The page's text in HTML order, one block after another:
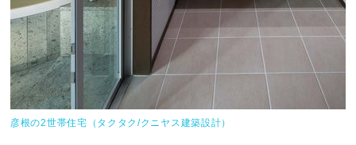
彦根の2世帯住宅（タクタク/クニヤス建築設計）